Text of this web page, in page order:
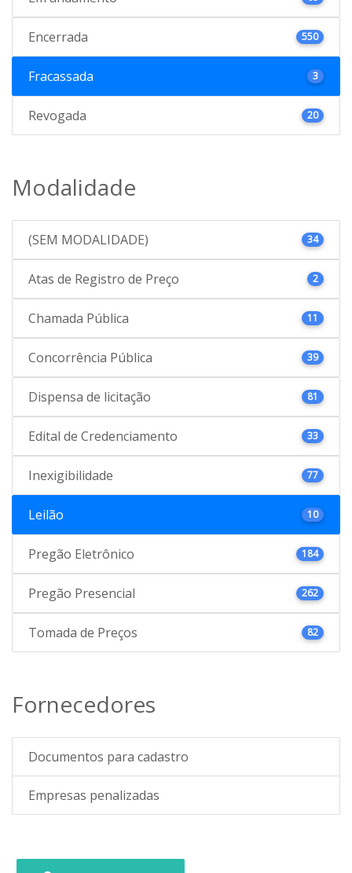
Encerrada 550
Fracassada 3
Revogada 20
Modalidade
(SEM MODALIDADE) 34
Atas de Registro de Preço 2
Chamada Pública 11
Concorrência Pública 39
Dispensa de licitação 81
Edital de Credenciamento 33
Inexigibilidade 77
Leilão 10
Pregão Eletrônico 184
Pregão Presencial 262
Tomada de Preços 82
Fornecedores
Documentos para cadastro
Empresas penalizadas